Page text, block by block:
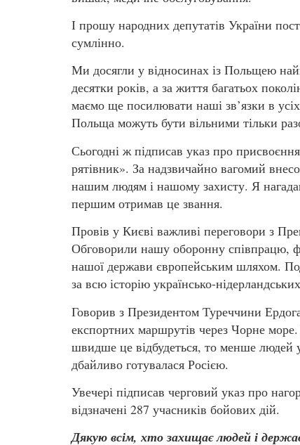
І прошу народних депутатів України
сумлінно.
Ми досягли у відносинах із Польщею
десятки років, а за життя багатьох
маємо ще посилювати наші зв’язки в
Польща можуть бути вільними тільки
Сьогодні ж підписав указ про
рятівник». За надзвичайно вагомий
нашим людям і нашому захисту. Я
першим отримав це звання.
Провів у Києві важливі переговори з
Обговорили нашу оборонну співпрацю,
нашої держави європейським шляхом.
за всю історію українсько-
Говорив з Президентом Туреччини
експортних маршрутів через Чорне
швидше це відбудеться, то менше людей
дбайливо готувалася Росією.
Увечері підписав черговий указ про
відзначені 287 учасників бойових дій.
Дякую всім, хто захищає людей і